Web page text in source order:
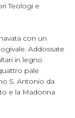
Teologi e
con un
Addossate
in legno
pale
S. Antonio da
e la Madonna